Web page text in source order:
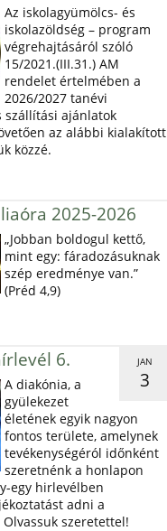
Az iskolagyümölcs- és
iskolazöldség – program
végrehajtásáról szóló
15/2021.(III.31.) AM
rendelet értelmében a
2026/2027 tanévi
szállítási ajánlatok
az alábbi kialakított
közzé.
2025-2026
„Jobban boldogul kettő,
mint egy: fáradozásuknak
szép eredménye van.”
(Préd 4,9)
JAN
3
6.
A diakónia, a
gyülekezet
életének egyik nagyon
fontos területe, amelynek
tevékenységéról időnként
szeretnénk a honlapon
egy hirlevélben
adni a
szeretettel!